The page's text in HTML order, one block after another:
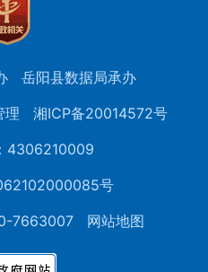
岳阳县数据局承办
理
湘ICP备20014572号
4306210009
号
7663007
网站地图